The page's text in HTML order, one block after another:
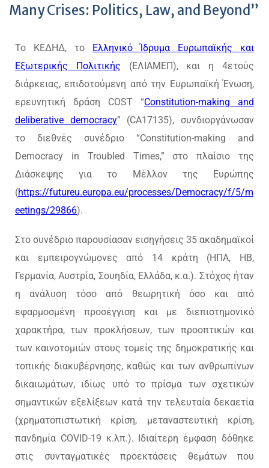
Many Crises: Politics, Law, and Beyond”
Το ΚΕΔΗΔ, το
Ελληνικό Ίδρυμα Ευρωπαϊκής και
Εξωτερικής Πολιτικής (ΕΛΙΑΜΕΠ), και η 4ετούς
διάρκειας, επιδοτούμενη από την Ευρωπαϊκή Ένωση,
ερευνητική δράση COST “Constitution-making and
deliberative democracy” (CA17135), συνδιοργάνωσαν
το διεθνές συνέδριο “Constitution-making and
Democracy in Troubled Times,” στο πλαίσιο της
Διάσκεψης για το Μέλλον της Ευρώπης
(https://futureu.europa.eu/processes/Democracy/f/5/m
eetings/29866).
Στο συνέδριο παρουσίασαν εισηγήσεις 35 ακαδημαϊκοί
και εμπειρογνώμονες από 14 κράτη (ΗΠΑ, ΗΒ,
Γερμανία, Αυστρία, Σουηδία, Ελλάδα, κ.α.). Στόχος ήταν
η ανάλυση τόσο από θεωρητική όσο και από
εφαρμοσμένη προσέγγιση και με διεπιστημονικό
χαρακτήρα, των προκλήσεων, των προοπτικών και
των καινοτομιών στους τομείς της δημοκρατικής και
τοπικής διακυβέρνησης, καθώς και των ανθρωπίνων
δικαιωμάτων, ιδίως υπό το πρίσμα των σχετικών
σημαντικών εξελίξεων κατά την τελευταία δεκαετία
(χρηματοπιστωτική κρίση, μεταναστευτική κρίση,
πανδημία COVID-19 κ.λπ.). Ιδιαίτερη έμφαση δόθηκε
στις συνταγματικές προεκτάσεις θεμάτων που